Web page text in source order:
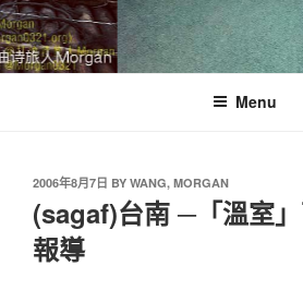
Menu
2006年8月7日 BY WANG, MORGAN
(sagaf)台南 ─「溫室
報導